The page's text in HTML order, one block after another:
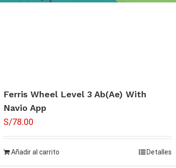
Ferris Wheel Level 3 Ab(Ae) With
Navio App
S/78.00
Añadir al carrito Detalles